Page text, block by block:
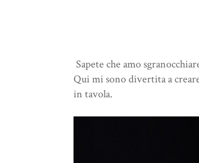
Sapete che amo
Qui mi sono divertita a
in tavola.